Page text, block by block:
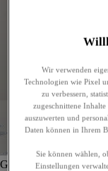
Geschenkset mit 5
Wir verwenden
Technologien wie Pixel
zu verbessern,
zugeschnittene
auszuwerten und
Daten können in Ihrem
Sie können wählen,
Einstellungen